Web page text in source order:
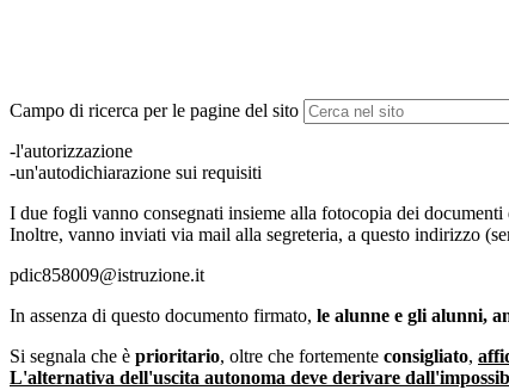
Campo di ricerca per le pagine del sito
-l'autorizzazione
-un'autodichiarazione sui requisiti
I due fogli vanno consegnati insieme alla fotocopia dei
Inoltre, vanno inviati via mail alla segreteria, a questo indirizzo
pdic858009@istruzione.it
In assenza di questo documento firmato, le alunne e gli alunni,
Si segnala che è prioritario, oltre che fortemente consigliato,
L'alternativa dell'uscita autonoma deve derivare